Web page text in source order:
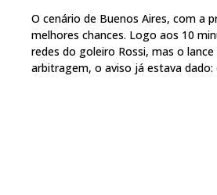
O cenário de Buenos Aires, com a
melhores chances. Logo aos 10
redes do goleiro Rossi, mas o
arbitragem, o aviso já estava